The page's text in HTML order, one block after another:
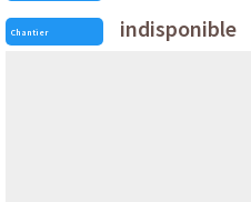
Chantier indisponible